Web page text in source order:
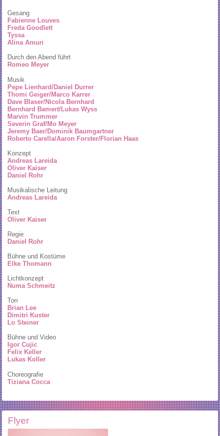
Gesang
Fabienne Louves
Freda Goodlett
Tyssa
Alina Amuri
Durch den Abend führt
Romeo Meyer
Musik
Pepe Lienhard/Daniel Durrer
Thomi Geiger/Marco Karrer
Dave Blaser/Nicola Bernhard
Bernhard Bamert/Lukas Wyss
Marvin Trummer
Severin Graf/Mo Meyer
Jeremy Baer/Dominik Baumgartner
Roberto Carella/Aaron Forster/Florian Haas
Konzept
Andreas Lareida
Oliver Kaiser
Daniel Rohr
Musikalische Leitung
Andreas Lareida
Text
Oliver Kaiser
Regie
Daniel Rohr
Bühne und Kostüme
Elke Thomann
Lichtkonzept
Numa Schmeitz
Ton
Brian Lee
Dimitri Kuster
Lo Steiner
Bühne und Video
Igor Cujic
Felix Keller
Lukas Koller
Choreografie
Tiziana Cocca
Flyer